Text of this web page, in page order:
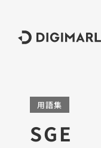
用語集
SGE